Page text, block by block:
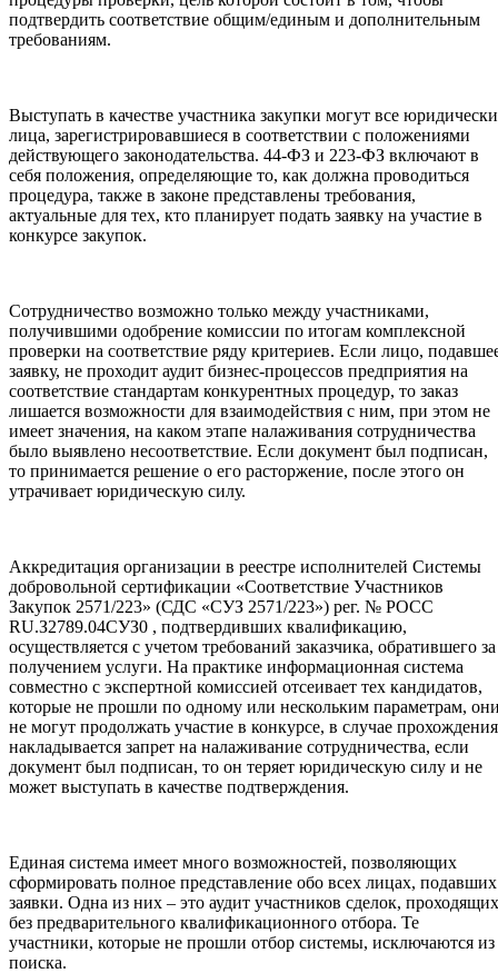
подтвердить соответствие общим/единым и дополнительным
требованиям.
Выступать в качестве участника закупки могут все
лица, зарегистрировавшиеся в соответствии с положениями
действующего законодательства. 44-ФЗ и 223-ФЗ включают в
себя положения, определяющие то, как должна проводиться
процедура, также в законе представлены требования,
актуальные для тех, кто планирует подать заявку на участие в
конкурсе закупок.
Сотрудничество возможно только между участниками,
получившими одобрение комиссии по итогам комплексной
проверки на соответствие ряду критериев. Если лицо,
заявку, не проходит аудит бизнес-процессов предприятия на
соответствие стандартам конкурентных процедур, то заказ
лишается возможности для взаимодействия с ним, при этом не
имеет значения, на каком этапе налаживания сотрудничества
было выявлено несоответствие. Если документ был подписан,
то принимается решение о его расторжение, после этого он
утрачивает юридическую силу.
Аккредитация организации в реестре исполнителей Системы
добровольной сертификации «Соответствие Участников
Закупок 2571/223» (СДС «СУЗ 2571/223») рег. № РОСС
RU.З2789.04СУЗ0 , подтвердивших квалификацию,
осуществляется с учетом требований заказчика, обратившего за
получением услуги. На практике информационная система
совместно с экспертной комиссией отсеивает тех кандидатов,
которые не прошли по одному или нескольким параметрам,
не могут продолжать участие в конкурсе, в случае прохождения
накладывается запрет на налаживание сотрудничества, если
документ был подписан, то он теряет юридическую силу и не
может выступать в качестве подтверждения.
Единая система имеет много возможностей, позволяющих
сформировать полное представление обо всех лицах, подавших
заявки. Одна из них – это аудит участников сделок, проходящих
без предварительного квалификационного отбора. Те
участники, которые не прошли отбор системы, исключаются из
поиска.